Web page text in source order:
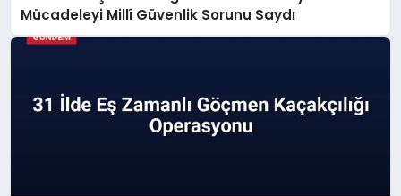
Mücadeleyi Millî Güvenlik Sorunu Saydı